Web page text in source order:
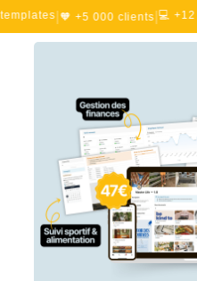
|🧡 +5 000 clients|💻 +12 ans